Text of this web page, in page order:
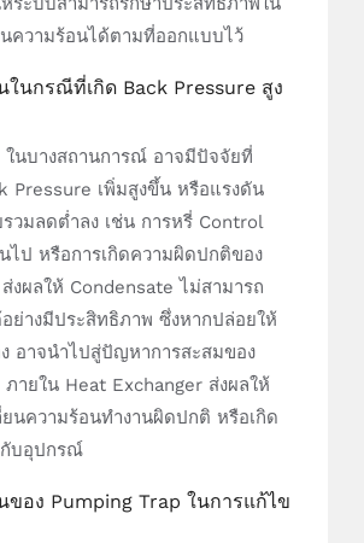
ความร้อนได้ตามที่ออกแบบไว้
ในกรณีที่เกิด Back Pressure สูง
ในบางสถานการณ์ อาจมีปัจจัยที่
Pressure เพิ่มสูงขึ้น หรือแรงดัน
วมลดต่ำลง เช่น การหรี่ Control
ไป หรือการเกิดความผิดปกติของ
งผลให้ Condensate ไม่สามารถ
ย่างมีประสิทธิภาพ ซึ่งหากปล่อยให้
อาจนำไปสู่ปัญหาการสะสมของ
ายใน Heat Exchanger ส่งผลให้
นความร้อนทำงานผิดปกติ หรือเกิด
กับอุปกรณ์
ของ Pumping Trap ในการแก้ไข